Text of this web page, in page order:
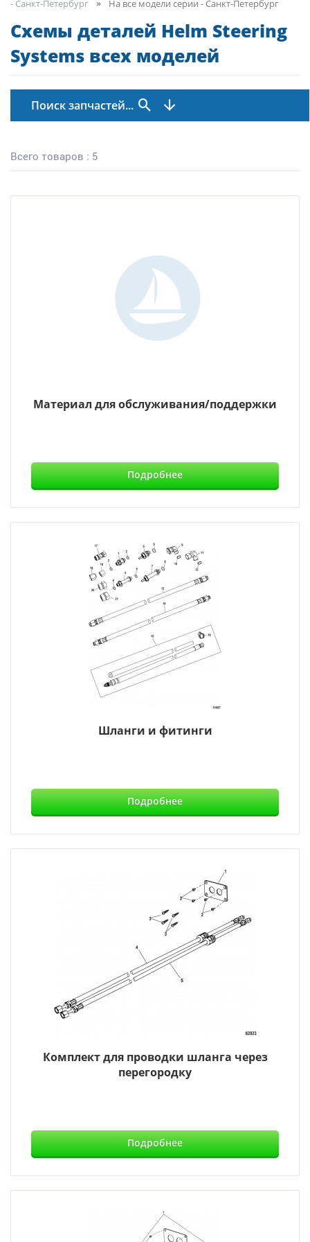
- Санкт-Петербург
На все модели серии - Санкт-Петербург
Схемы деталей Helm Steering
Systems всех моделей
Поиск запчастей...
Всего товаров : 5
Материал для обслуживания/поддержки
Подробнее
Шланги и фитинги
Подробнее
Комплект для проводки шланга через
перегородку
Подробнее